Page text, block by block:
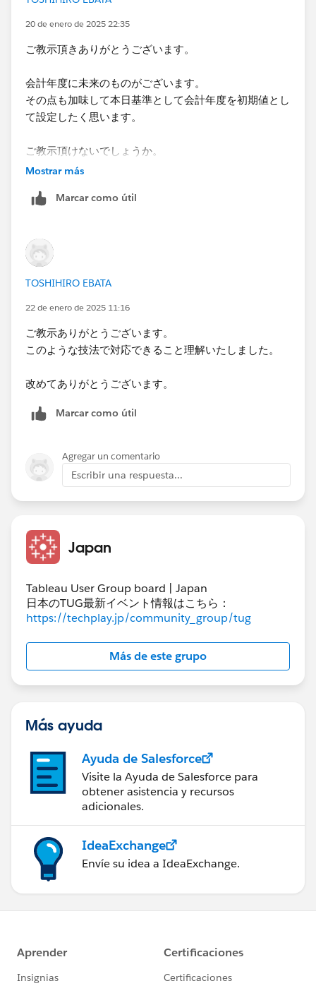
20 de enero de 2025 22:35
ご教示頂きありがとうございます。
会計年度に未来のものがございます。
その点も加味して本日基準として会計年度を初期値とし
て設定したく思います。
ご教示頂けないでしょうか。
よろしくお願いいたします。
Mostrar más
Marcar como útil
TOSHIHIRO EBATA
22 de enero de 2025 11:16
ご教示ありがとうございます。
このような技法で対応できること理解いたしました。
改めてありがとうございます。
Marcar como útil
Agregar un comentario
Escribir una respuesta...
Japan
Tableau User Group board | Japan
日本のTUG最新イベント情報はこちら：
https://techplay.jp/community_group/tug
Más de este grupo
Más ayuda
Ayuda de Salesforce
Visite la Ayuda de Salesforce para
obtener asistencia y recursos
adicionales.
IdeaExchange
Envíe su idea a IdeaExchange.